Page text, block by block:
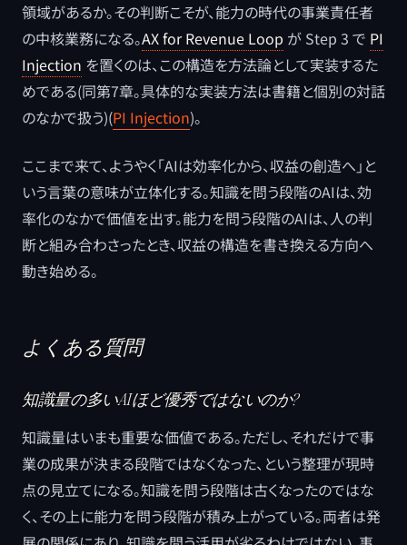
領域があるか。その判断こそが、能力の時代の事業責任者
の中核業務になる。AX for Revenue Loop が Step 3 で PI
Injection を置くのは、この構造を方法論として実装するた
めである(同第7章。具体的な実装方法は書籍と個別の対話
のなかで扱う)(PI Injection)。
ここまで来て、ようやく「AIは効率化から、収益の創造へ」と
いう言葉の意味が立体化する。知識を問う段階のAIは、効
率化のなかで価値を出す。能力を問う段階のAIは、人の判
断と組み合わさったとき、収益の構造を書き換える方向へ
動き始める。
よくある質問
知識量の多いAIほど優秀ではないのか?
知識量はいまも重要な価値である。ただし、それだけで事
業の成果が決まる段階ではなくなった、という整理が現時
点の見立てになる。知識を問う段階は古くなったのではな
く、その上に能力を問う段階が積み上がっている。両者は発